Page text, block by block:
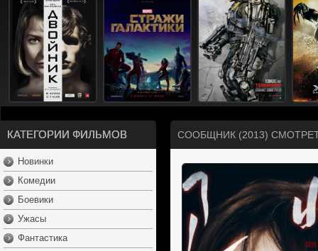
КАТЕГОРИИ ФИЛЬМОВ
Новинки
Комедии
Боевики
Ужасы
Фантастика
СООБЩНИК (2013)